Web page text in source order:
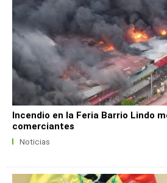
Incendio en la Feria Barrio Lindo
comerciantes
Noticias